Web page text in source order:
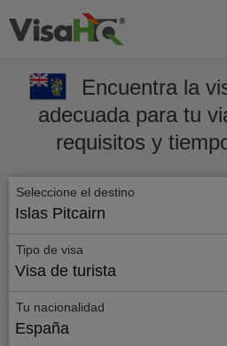
Encuentra la
adecuada para tu
requisitos y
Seleccione el destino
Islas Pitcairn
Tipo de visa
Visa de turista
Tu nacionalidad
España